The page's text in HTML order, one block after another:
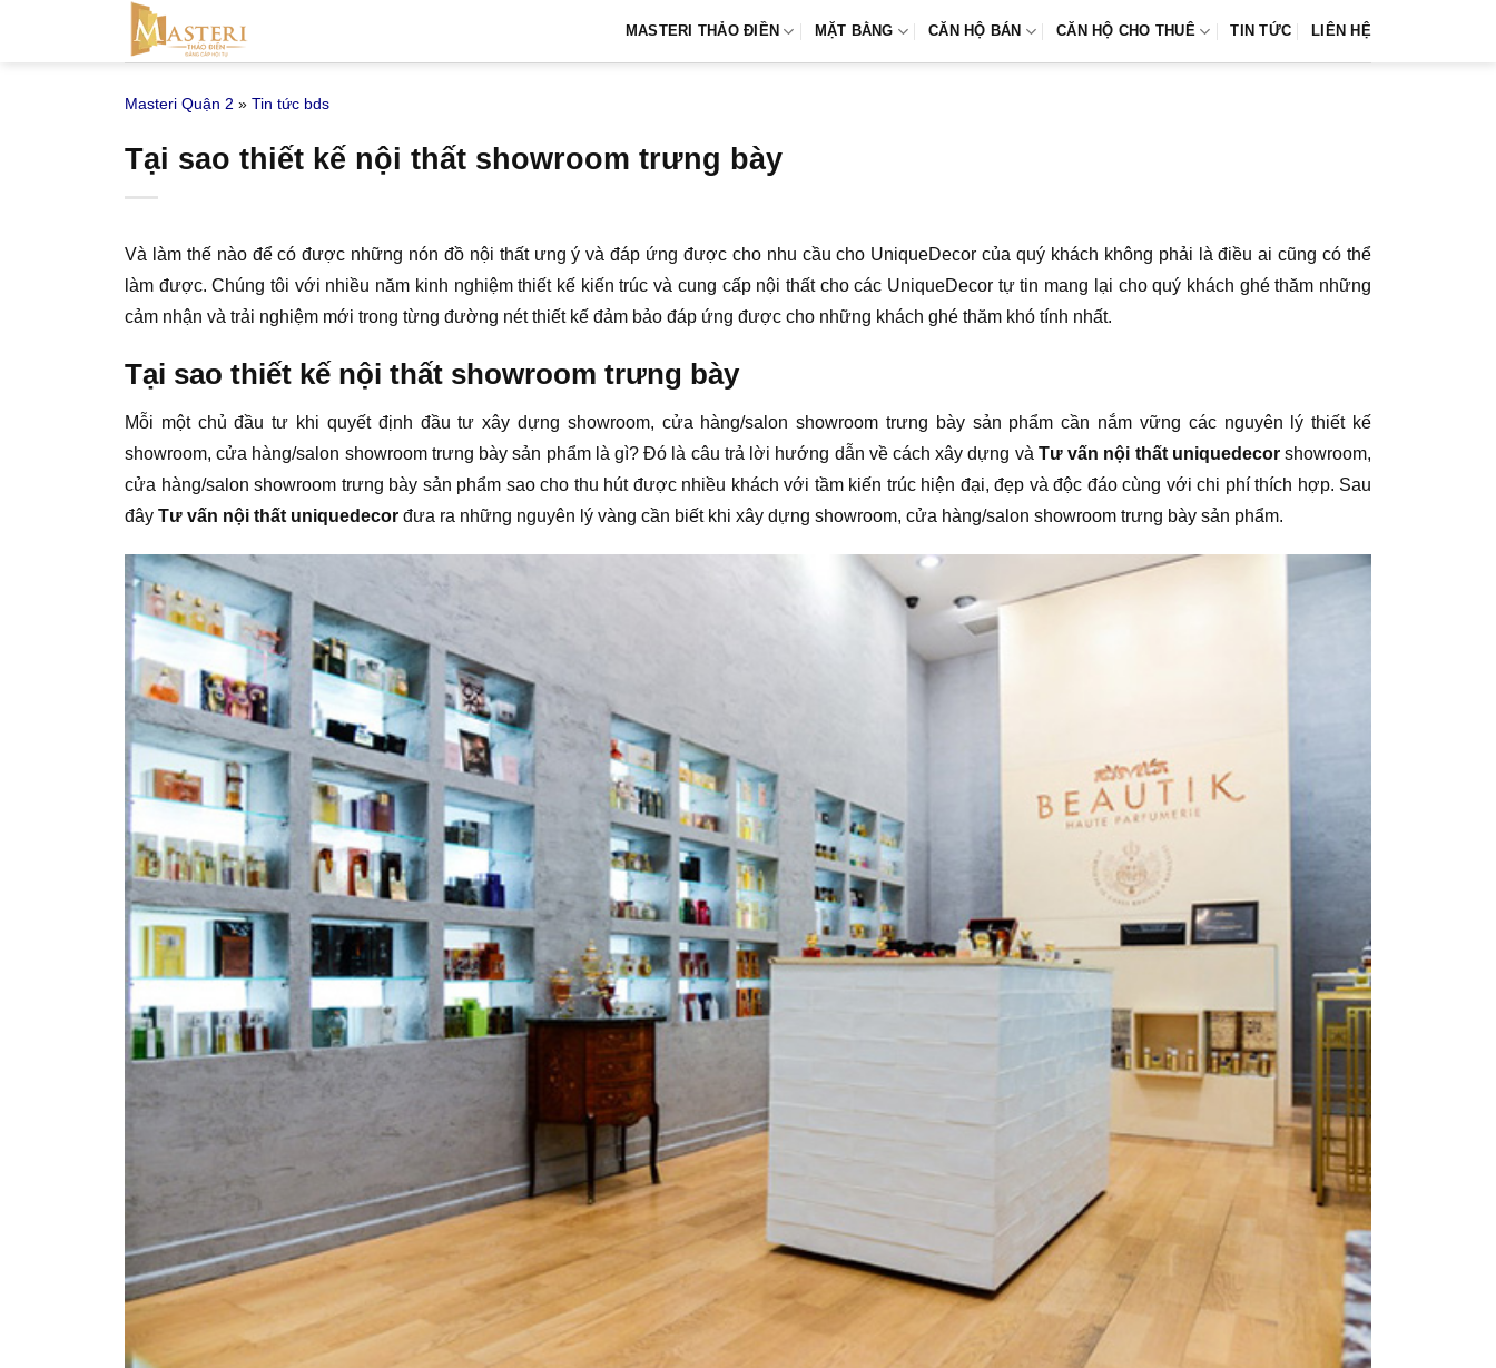
MASTERI THẢO ĐIỀN MẶT BẰNG CĂN HỘ BÁN CĂN HỘ CHO THUÊ TIN TỨC LIÊN HỆ
Masteri Quận 2 » Tin tức bds
Tại sao thiết kế nội thất showroom trưng bày
Và làm thế nào để có được những nón đồ nội thất ưng ý và đáp ứng được cho nhu cầu cho UniqueDecor của quý khách không phải là điều ai cũng có thể
làm được. Chúng tôi với nhiều năm kinh nghiệm thiết kế kiến trúc và cung cấp nội thất cho các UniqueDecor tự tin mang lại cho quý khách ghé thăm những
cảm nhận và trải nghiệm mới trong từng đường nét thiết kế đảm bảo đáp ứng được cho những khách ghé thăm khó tính nhất.
Tại sao thiết kế nội thất showroom trưng bày
Mỗi một chủ đầu tư khi quyết định đầu tư xây dựng showroom, cửa hàng/salon showroom trưng bày sản phẩm cần nắm vững các nguyên lý thiết kế
showroom, cửa hàng/salon showroom trưng bày sản phẩm là gì? Đó là câu trả lời hướng dẫn về cách xây dựng và Tư vấn nội thất uniquedecorshowroom,
cửa hàng/salon showroom trưng bày sản phẩm sao cho thu hút được nhiều khách với tầm kiến trúc hiện đại, đẹp và độc đáo cùng với chi phí thích hợp. Sau
đây Tư vấn nội thất uniquedecor đưa ra những nguyên lý vàng cần biết khi xây dựng showroom, cửa hàng/salon showroom trưng bày sản phẩm.